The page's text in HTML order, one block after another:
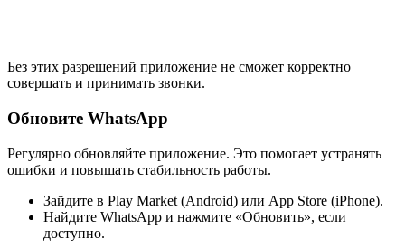
Без этих разрешений приложение не сможет корректно
совершать и принимать звонки.
Обновите WhatsApp
Регулярно обновляйте приложение. Это помогает устранять
ошибки и повышать стабильность работы.
Зайдите в Play Market (Android) или App Store (iPhone).
Найдите WhatsApp и нажмите «Обновить», если
доступно.